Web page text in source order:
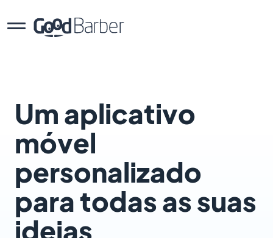
Um aplicativo
móvel
personalizado
para todas as suas
ideias